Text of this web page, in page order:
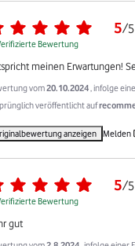
5/5
Bewertung
meinen Erwartungen!
vom20.10.2024 , infolge
veröffentlicht auf
anzeigen Melden
5/5
Bewertung
gut